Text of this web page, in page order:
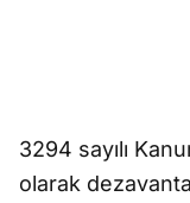
3294 sayılı
olarak